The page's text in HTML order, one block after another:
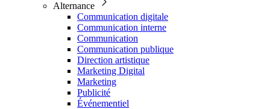
Alternance
Communication digitale
Communication interne
Communication
Communication publique
Direction artistique
Marketing Digital
Marketing
Publicité
Événementiel